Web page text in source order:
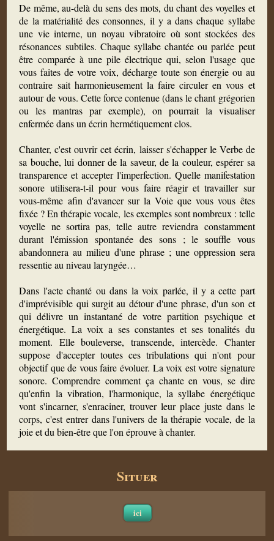
De même, au-delà du sens des mots, du chant des voyelles et
de la matérialité des consonnes, il y a dans chaque syllabe
une vie interne, un noyau vibratoire où sont stockées des
résonances subtiles. Chaque syllabe chantée ou parlée peut
être comparée à une pile électrique qui, selon l'usage que
vous faites de votre voix, décharge toute son énergie ou au
contraire sait harmonieusement la faire circuler en vous et
autour de vous. Cette force contenue (dans le chant grégorien
ou les mantras par exemple), on pourrait la visualiser
enfermée dans un écrin hermétiquement clos.
Chanter, c'est ouvrir cet écrin, laisser s'échapper le Verbe de
sa bouche, lui donner de la saveur, de la couleur, espérer sa
transparence et accepter l'imperfection. Quelle manifestation
sonore utilisera-t-il pour vous faire réagir et travailler sur
vous-même afin d'avancer sur la Voie que vous vous êtes
fixée ? En thérapie vocale, les exemples sont nombreux : telle
voyelle ne sortira pas, telle autre reviendra constamment
durant l'émission spontanée des sons ; le souffle vous
abandonnera au milieu d'une phrase ; une oppression sera
ressentie au niveau laryngée…
Dans l'acte chanté ou dans la voix parlée, il y a cette part
d'imprévisible qui surgit au détour d'une phrase, d'un son et
qui délivre un instantané de votre partition psychique et
énergétique. La voix a ses constantes et ses tonalités du
moment. Elle bouleverse, transcende, intercède. Chanter
suppose d'accepter toutes ces tribulations qui n'ont pour
objectif que de vous faire évoluer. La voix est votre signature
sonore. Comprendre comment ça chante en vous, se dire
qu'enfin la vibration, l'harmonique, la syllabe énergétique
vont s'incarner, s'enraciner, trouver leur place juste dans le
corps, c'est entrer dans l'univers de la thérapie vocale, de la
joie et du bien-être que l'on éprouve à chanter.
Situer
ici